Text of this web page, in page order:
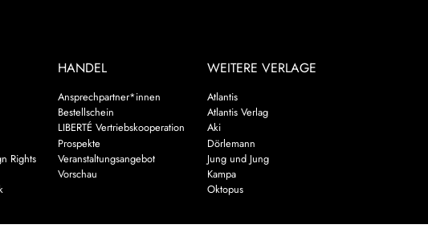
Rights
HANDEL
Ansprechpartner*innen
Bestellschein
LIBERTÉ Vertriebskooperation
Prospekte
Veranstaltungsangebot
Vorschau
WEITERE VERLAGE
Atlantis
Atlantis Verlag
Aki
Dörlemann
Jung und Jung
Kampa
Oktopus